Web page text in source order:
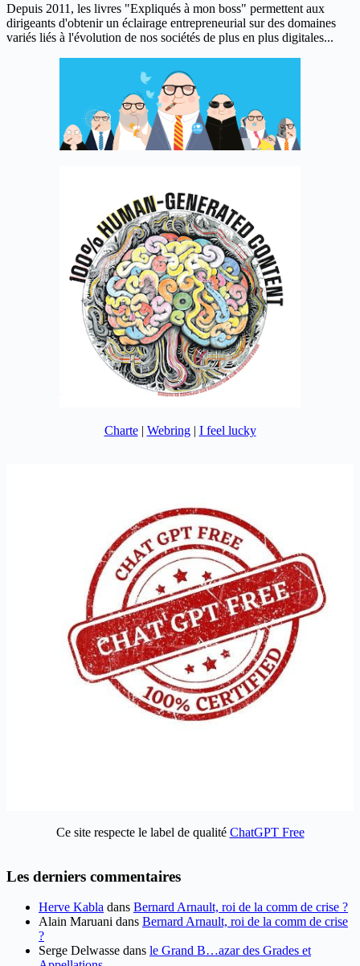
Depuis 2011, les livres "Expliqués à mon boss" permettent aux
dirigeants d'obtenir un éclairage entrepreneurial sur des domaines
variés liés à l'évolution de nos sociétés de plus en plus digitales...
Charte| Webring| I feel lucky
Ce site respecte le label de qualité ChatGPT Free
Les derniers commentaires
Herve Kabla dans Bernard Arnault, roi de la comm de crise ?
Alain Maruani dans Bernard Arnault, roi de la comm de crise
?
Serge Delwasse dans le Grand B…azar des Grades et